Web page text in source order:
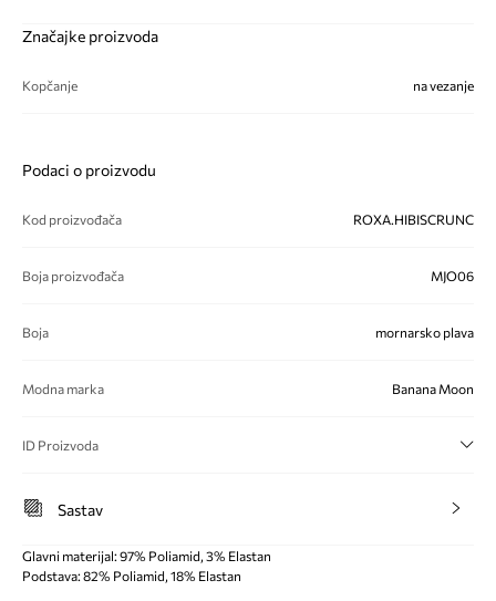
Značajke proizvoda
Kopčanje na vezanje
Podaci o proizvodu
Kod proizvođača ROXA.HIBISCRUNC
Boja proizvođača MJO06
Boja mornarsko plava
Modna marka Banana Moon
ID Proizvoda
Sastav
Glavni materijal: 97% Poliamid, 3% Elastan
Podstava: 82% Poliamid, 18% Elastan